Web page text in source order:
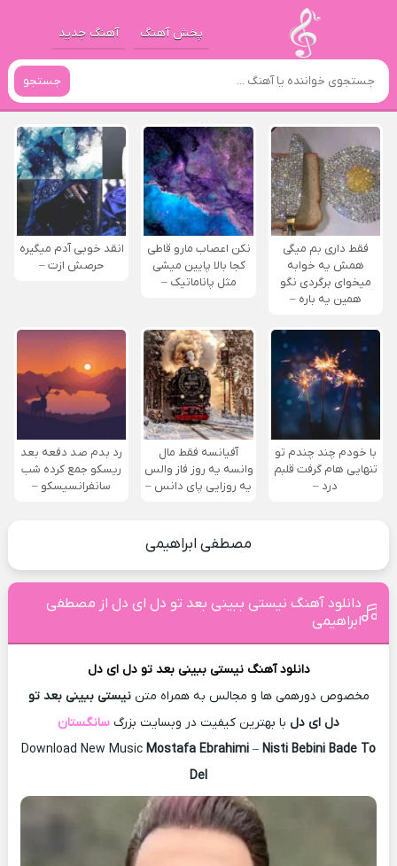
پخش آهنگ آهنگ جدید
جستجو
فقط داری بم میگی
همش یه خوابه
میخوای برگردی نگو
همین یه باره –
نکن اعصاب مارو قاطی
کجا بالا پایین میشی
مثل پاناماتیک –
انقد خوبی آدم میگیره
حرصش ازت –
با خودم چند چندم تو
تنهایی هام گرفت قلبم
درد –
آفیانسه فقط مال
وانسه یه روز فاز والس
یه روزایی پای دانس –
رد بدم صد دفعه بعد
ریسکو جمع کرده شب
سانفرانسیسکو –
مصطفی ابراهیمی
دانلود آهنگ نیستی ببینی بعد تو دل ای دل از مصطفی
ابراهیمی
دانلود آهنگ نیستی ببینی بعد تو دل ای دل
مخصوص دورهمی ها و مجالس به همراه متننیستی ببینی بعد تو
دل ای دل با بهترین کیفیت در وبسایت بزرگ سانگستان
Download New Music Mostafa Ebrahimi – Nisti Bebini Bade To
Del